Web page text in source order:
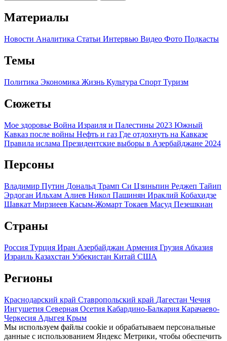
Материалы
Новости Аналитика Статьи Интервью Видео Фото Подкасты
Темы
Политика Экономика Жизнь Культура Спорт Туризм
Сюжеты
Мое здоровье Война Израиля и Палестины 2023 Южный
Кавказ после войны Нефть и газ Где отдохнуть на Кавказе
Правила ислама Президентские выборы в Азербайджане 2024
Персоны
Владимир Путин Дональд Трамп Си Цзиньпин Реджеп Тайип
Эрдоган Ильхам Алиев Никол Пашинян Ираклий Кобахидзе
Шавкат Мирзиеев Касым-Жомарт Токаев Масуд Пезешкиан
Страны
Россия Турция Иран Азербайджан Армения Грузия Абхазия
Израиль Казахстан Узбекистан Китай США
Регионы
Краснодарский край Ставропольский край Дагестан Чечня
Ингушетия Северная Осетия Кабардино-Балкария Карачаево-
Черкесия Адыгея Крым
Мы используем файлы cookie и обрабатываем персональные
данные с использованием Яндекс Метрики, чтобы обеспечить